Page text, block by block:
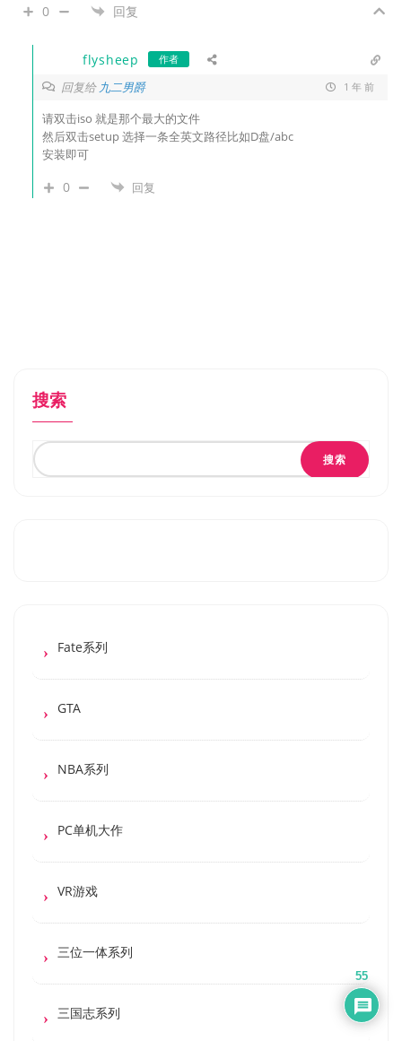
0 回复
flysheep 作者
回复给 九二男爵 1 年 前
请双击iso 就是那个最大的文件
然后双击setup 选择一条全英文路径比如D盘/abc
安装即可
0 回复
搜索
搜索
Fate系列
GTA
NBA系列
PC单机大作
VR游戏
三位一体系列
三国志系列
55